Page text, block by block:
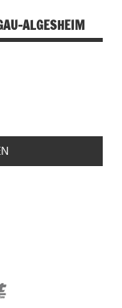
ALGESHEIM